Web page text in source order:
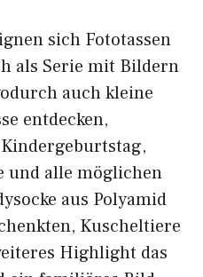
sich Fototassen
als Serie mit Bildern
auch kleine
entdecken,
und alle möglichen
aus Polyamid
Kuscheltiere
Highlight das